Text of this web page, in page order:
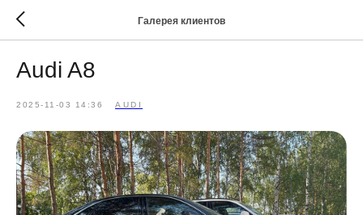
Галерея клиентов
Audi A8
2025-11-03 14:36 AUDI